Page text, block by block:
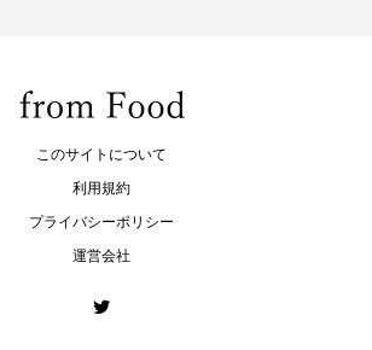
このサイトについて
利用規約
プライバシーポリシー
運営会社